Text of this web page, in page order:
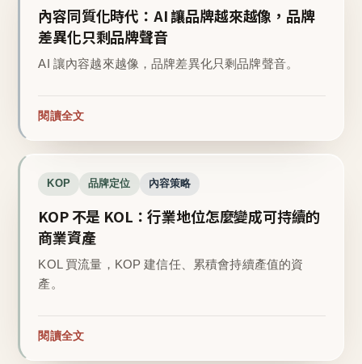
內容同質化時代：AI 讓品牌越來越像，品牌
差異化只剩品牌聲音
AI 讓內容越來越像，品牌差異化只剩品牌聲音。
閱讀全文
KOP 品牌定位 內容策略
KOP 不是 KOL：行業地位怎麼變成可持續的
商業資產
KOL 買流量，KOP 建信任、累積會持續產值的資
產。
閱讀全文